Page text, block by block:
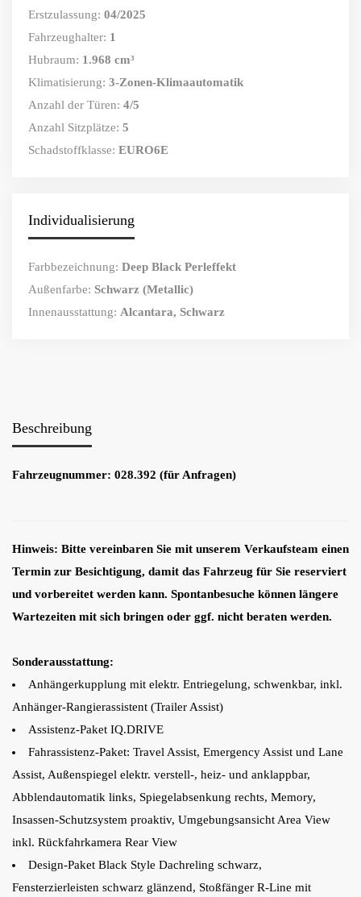
Erstzulassung: 04/2025
Fahrzeughalter: 1
Hubraum: 1.968 cm³
Klimatisierung: 3-Zonen-Klimaautomatik
Anzahl der Türen: 4/5
Anzahl Sitzplätze: 5
Schadstoffklasse: EURO6E
Individualisierung
Farbbezeichnung: Deep Black Perleffekt
Außenfarbe: Schwarz (Metallic)
Innenausstattung: Alcantara, Schwarz
Beschreibung
Fahrzeugnummer: 028.392 (für Anfragen)
Hinweis: Bitte vereinbaren Sie mit unserem Verkaufsteam einen
Termin zur Besichtigung, damit das Fahrzeug für Sie reserviert
und vorbereitet werden kann. Spontanbesuche können längere
Wartezeiten mit sich bringen oder ggf. nicht beraten werden.
Sonderausstattung:
Anhängerkupplung mit elektr. Entriegelung, schwenkbar, inkl.
Anhänger-Rangierassistent (Trailer Assist)
Assistenz-Paket IQ.DRIVE
Fahrassistenz-Paket: Travel Assist, Emergency Assist und Lane
Assist, Außenspiegel elektr. verstell-, heiz- und anklappbar,
Abblendautomatik links, Spiegelabsenkung rechts, Memory,
Insassen-Schutzsystem proaktiv, Umgebungsansicht Area View
inkl. Rückfahrkamera Rear View
Design-Paket Black Style Dachreling schwarz,
Fensterzierleisten schwarz glänzend, Stoßfänger R-Line mit